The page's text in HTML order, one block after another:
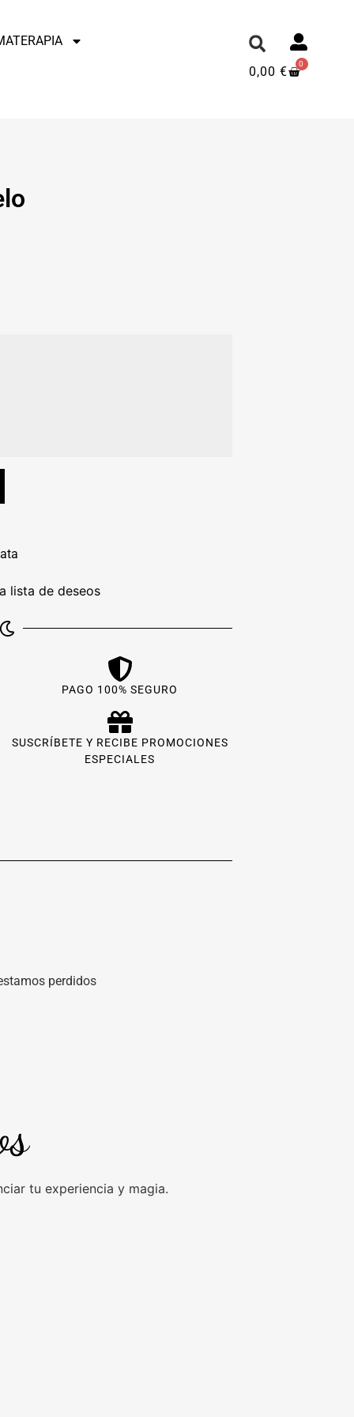
0,00 €
0
lista de deseos
PAGO 100% SEGURO
SUSCRÍBETE Y RECIBE PROMOCIONES
ESPECIALES
perdidos
tu experiencia y magia.